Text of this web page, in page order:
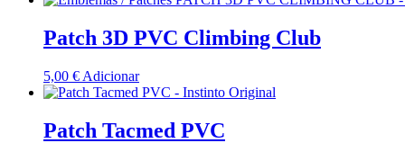
Patch 3D PVC Climbing Club
5,00 € Adicionar
Patch Tacmed PVC